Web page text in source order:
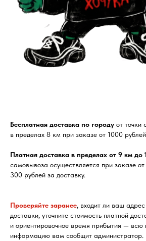
Бесплатная доставка по городу от точки
в пределах 8 км при заказе от 1000
Платная доставка в пределах от 9 км до
самовывоза осуществляется при заказе
300 рублей за доставку.
Проверяйте заранее, входит ли ваш
доставки, уточните стоимость платной
и ориентировочное время прибытия — всю
информацию вам сообщит администратор.